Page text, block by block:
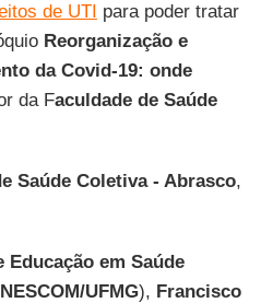
de UTI para poder tratar
Reorganização e
da Covid-19: onde
da Faculdade de Saúde
Saúde Coletiva - Abrasco,
Educação em Saúde
NESCOM/UFMG), Francisco